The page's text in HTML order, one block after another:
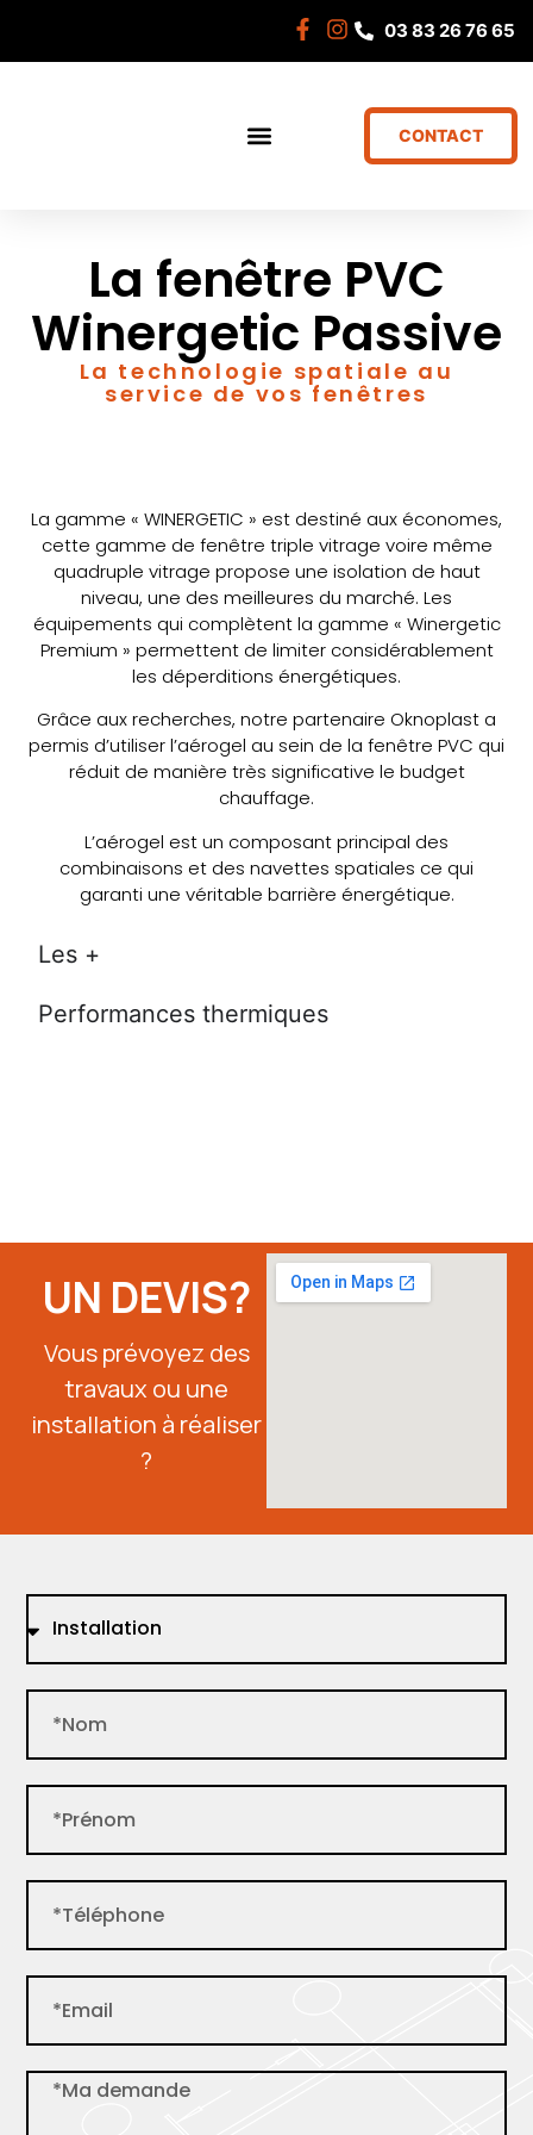
03 83 26 76 65
CONTACT
La fenêtre PVC
Winergetic Passive
La technologie spatiale au
service de vos fenêtres
La gamme « WINERGETIC » est destiné aux économes,
cette gamme de fenêtre triple vitrage voire même
quadruple vitrage propose une isolation de haut
niveau, une des meilleures du marché. Les
équipements qui complètent la gamme « Winergetic
Premium » permettent de limiter considérablement
les déperditions énergétiques.
Grâce aux recherches, notre partenaire Oknoplast a
permis d’utiliser l’aérogel au sein de la fenêtre PVC qui
réduit de manière très significative le budget
chauffage.
L’aérogel est un composant principal des
combinaisons et des navettes spatiales ce qui
garanti une véritable barrière énergétique.
Les +
Performances thermiques
UN DEVIS?
Vous prévoyez des
travaux ou une
installation à réaliser
?